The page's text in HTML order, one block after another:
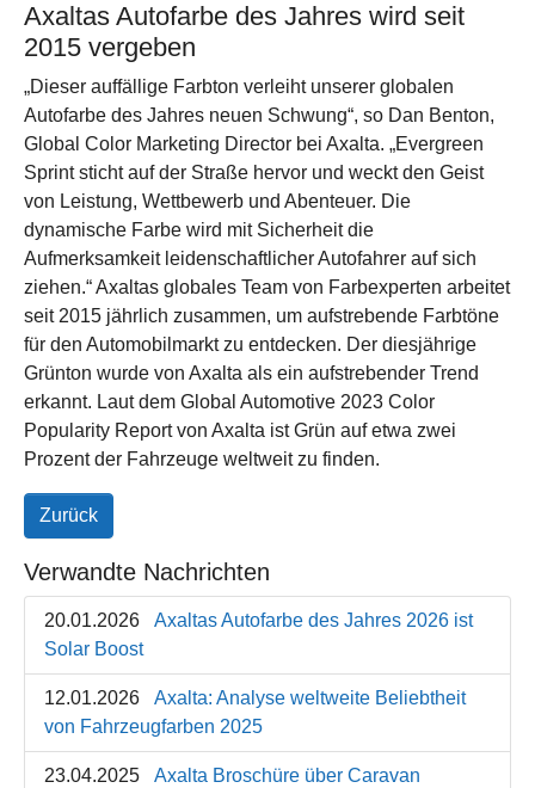
Axaltas Autofarbe des Jahres wird seit
2015 vergeben
„Dieser auffällige Farbton verleiht unserer globalen
Autofarbe des Jahres neuen Schwung“, so Dan Benton,
Global Color Marketing Director bei Axalta. „Evergreen
Sprint sticht auf der Straße hervor und weckt den Geist
von Leistung, Wettbewerb und Abenteuer. Die
dynamische Farbe wird mit Sicherheit die
Aufmerksamkeit leidenschaftlicher Autofahrer auf sich
ziehen.“ Axaltas globales Team von Farbexperten arbeitet
seit 2015 jährlich zusammen, um aufstrebende Farbtöne
für den Automobilmarkt zu entdecken. Der diesjährige
Grünton wurde von Axalta als ein aufstrebender Trend
erkannt. Laut dem Global Automotive 2023 Color
Popularity Report von Axalta ist Grün auf etwa zwei
Prozent der Fahrzeuge weltweit zu finden.
Zurück
Verwandte Nachrichten
20.01.2026
Axaltas Autofarbe des Jahres 2026 ist
Solar Boost
12.01.2026
Axalta: Analyse weltweite Beliebtheit
von Fahrzeugfarben 2025
23.04.2025
Axalta Broschüre über Caravan